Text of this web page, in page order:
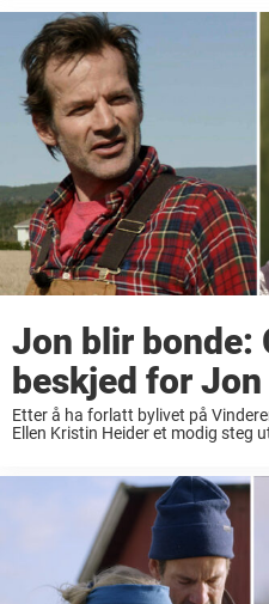
overraskende
Jon blir bonde:
beskjed for
Etter å ha forlatt bylivet på
Ellen Kristin Heider et modig steg